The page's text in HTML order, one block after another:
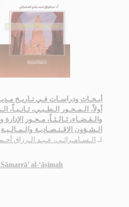
أبـحـاث ودراسـات فـي تـاريـخ
أولاً، الـمـحـور الـطـبـي، ثـانـيـاً،
والـقـضـاء، ثـالـثـاً، مـحـور الإدارة
الـشـؤون الاقـتـصـاديـة والـمـالـيـة
لـ الـسـامـرائـي، عـبـد الـرزاق
al-‘āṣimah